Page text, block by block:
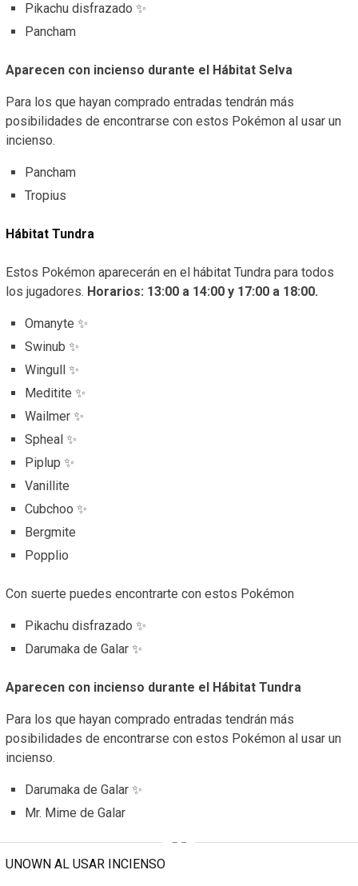
Pikachu disfrazado ✨
Pancham
Aparecen con incienso durante el Hábitat Selva
Para los que hayan comprado entradas tendrán más
posibilidades de encontrarse con estos Pokémon al usar un
incienso.
Pancham
Tropius
Hábitat Tundra
Estos Pokémon aparecerán en el hábitat Tundra para todos
los jugadores. Horarios: 13:00 a 14:00 y 17:00 a 18:00.
Omanyte ✨
Swinub ✨
Wingull ✨
Meditite ✨
Wailmer ✨
Spheal ✨
Piplup ✨
Vanillite
Cubchoo ✨
Bergmite
Popplio
Con suerte puedes encontrarte con estos Pokémon
Pikachu disfrazado ✨
Darumaka de Galar ✨
Aparecen con incienso durante el Hábitat Tundra
Para los que hayan comprado entradas tendrán más
posibilidades de encontrarse con estos Pokémon al usar un
incienso.
Darumaka de Galar ✨
Mr. Mime de Galar
UNOWN AL USAR INCIENSO